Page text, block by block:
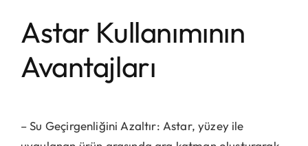
Astar Kullanımının
Avantajları
– Su Geçirgenliğini Azaltır: Astar, yüzey ile